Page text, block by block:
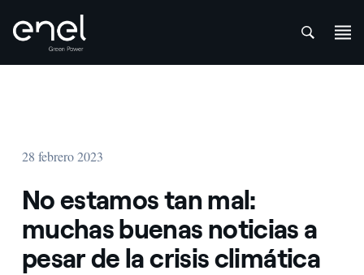
28 febrero 2023
No estamos tan mal:
muchas buenas noticias a
pesar de la crisis climática